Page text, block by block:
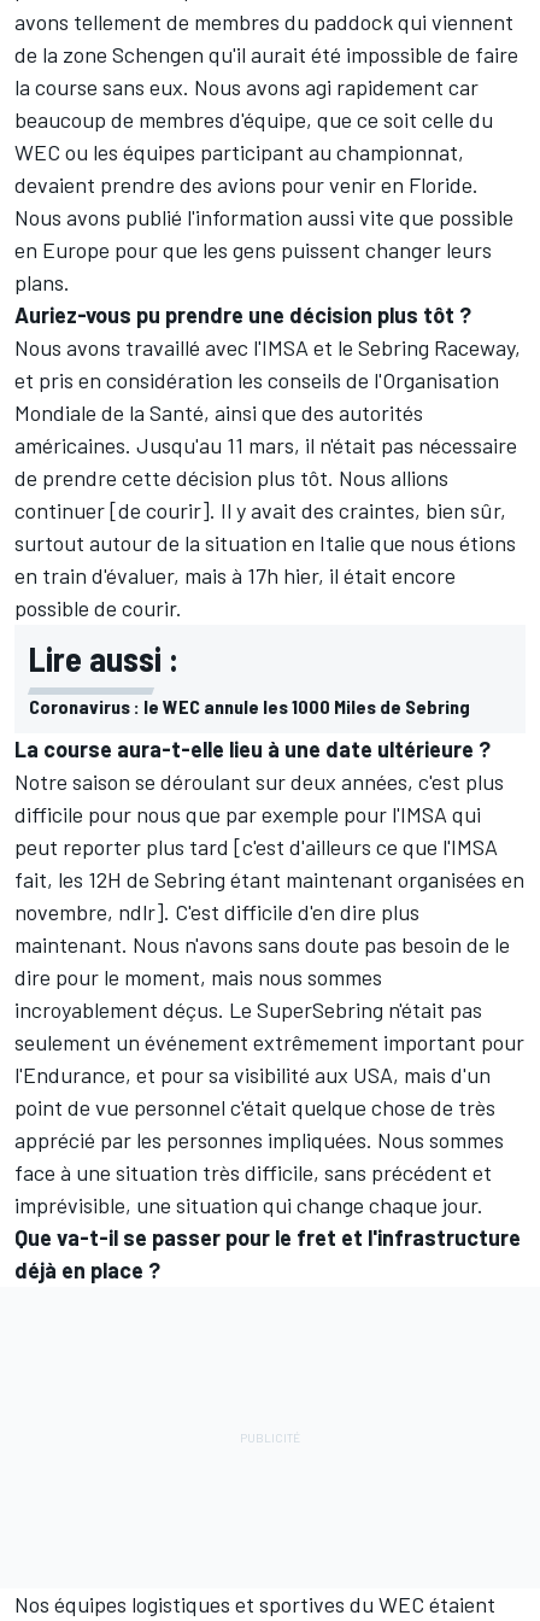
avons tellement de membres du paddock qui viennent
de la zone Schengen qu'il aurait été impossible de faire
la course sans eux. Nous avons agi rapidement car
beaucoup de membres d'équipe, que ce soit celle du
WEC ou les équipes participant au championnat,
devaient prendre des avions pour venir en Floride.
Nous avons publié l'information aussi vite que possible
en Europe pour que les gens puissent changer leurs
plans.
Auriez-vous pu prendre une décision plus tôt ?
Nous avons travaillé avec l'IMSA et le Sebring Raceway,
et pris en considération les conseils de l'Organisation
Mondiale de la Santé, ainsi que des autorités
américaines. Jusqu'au 11 mars, il n'était pas nécessaire
de prendre cette décision plus tôt. Nous allions
continuer [de courir]. Il y avait des craintes, bien sûr,
surtout autour de la situation en Italie que nous étions
en train d'évaluer, mais à 17h hier, il était encore
possible de courir.
Lire aussi :
Coronavirus : le WEC annule les 1000 Miles de Sebring
La course aura-t-elle lieu à une date ultérieure ?
Notre saison se déroulant sur deux années, c'est plus
difficile pour nous que par exemple pour l'IMSA qui
peut reporter plus tard [c'est d'ailleurs ce que l'IMSA
fait, les 12H de Sebring étant maintenant organisées en
novembre, ndlr]. C'est difficile d'en dire plus
maintenant. Nous n'avons sans doute pas besoin de le
dire pour le moment, mais nous sommes
incroyablement déçus. Le SuperSebring n'était pas
seulement un événement extrêmement important pour
l'Endurance, et pour sa visibilité aux USA, mais d'un
point de vue personnel c'était quelque chose de très
apprécié par les personnes impliquées. Nous sommes
face à une situation très difficile, sans précédent et
imprévisible, une situation qui change chaque jour.
Que va-t-il se passer pour le fret et l'infrastructure
déjà en place ?
Nos équipes logistiques et sportives du WEC étaient